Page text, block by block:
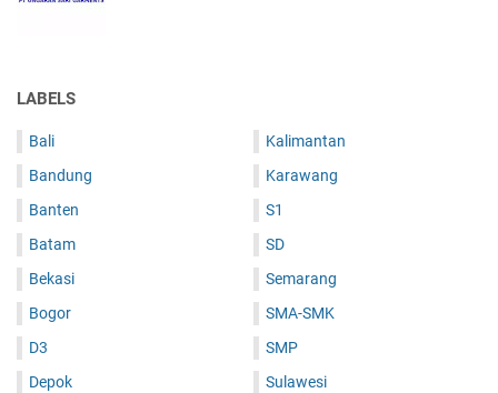
LABELS
Bali
Bandung
Banten
Batam
Bekasi
Bogor
D3
Depok
Kalimantan
Karawang
S1
SD
Semarang
SMA-SMK
SMP
Sulawesi